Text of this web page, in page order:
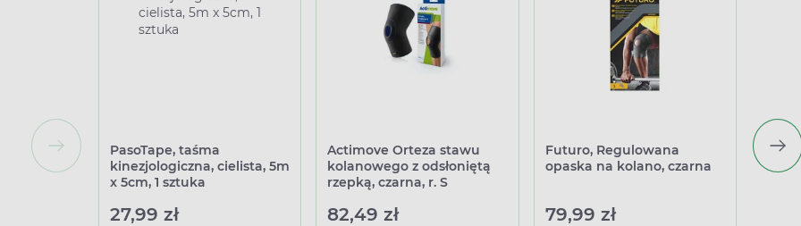
PasoTape, taśma
kinezjologiczna, cielista, 5m
x 5cm, 1 sztuka
27,99 zł
Actimove Orteza stawu
kolanowego z odsłoniętą
rzepką, czarna, r. S
82,49 zł
Futuro, Regulowana
opaska na kolano, czarna
79,99 zł